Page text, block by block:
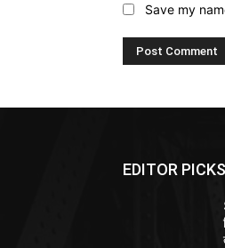
Save my
EDITOR PICKS